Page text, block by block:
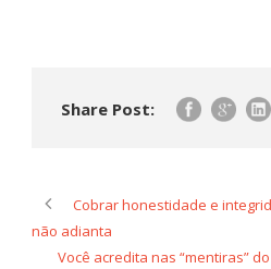
Share Post:
Cobrar honestidade e
não adianta
Você acredita nas “mentiras”